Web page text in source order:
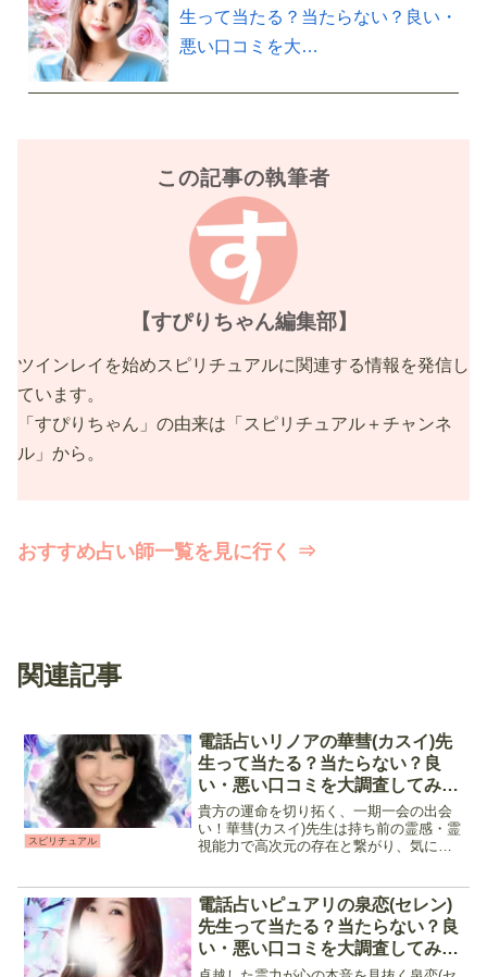
生って当たる？当たらない？良い・
悪い口コミを大…
この記事の執筆者
【すぴりちゃん編集部】
ツインレイを始めスピリチュアルに関連する情報を発信し
ています。
「すぴりちゃん」の由来は「スピリチュアル＋チャンネ
ル」から。
おすすめ占い師一覧を見に行く ⇒
関連記事
スピリチュアル
電話占いリノアの華彗(カスイ)先
生って当たる？当たらない？良
い・悪い口コミを大調査してみま
した
貴方の運命を切り拓く、一期一会の出会
い！華彗(カスイ)先生は持ち前の霊感・霊
視能力で高次元の存在と繋がり、気にな
てくれます。話しやすく寄り添いながら
鑑定をしてくれるので...
電話占いピュアリの泉恋(セレン)
先生って当たる？当たらない？良
い・悪い口コミを大調査してみま
した